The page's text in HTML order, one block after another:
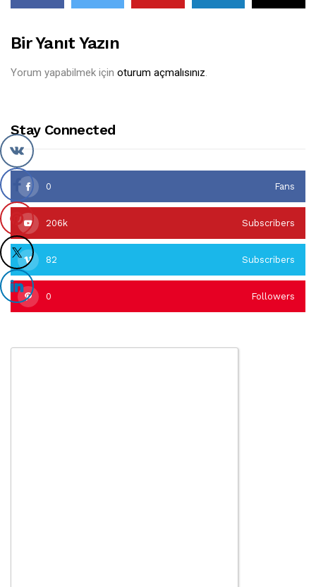
Bir Yanıt Yazın
Yorum yapabilmek için oturum açmalısınız.
Stay Connected
0 Fans
206k Subscribers
82 Subscribers
0 Followers